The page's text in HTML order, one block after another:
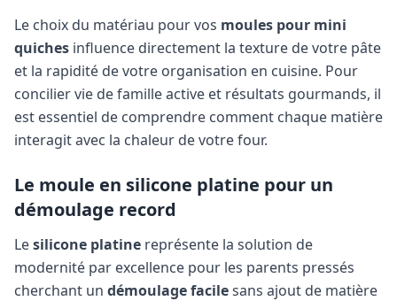
Le choix du matériau pour vos moules pour mini
quiches influence directement la texture de votre pâte
et la rapidité de votre organisation en cuisine. Pour
concilier vie de famille active et résultats gourmands, il
est essentiel de comprendre comment chaque matière
interagit avec la chaleur de votre four.
Le moule en silicone platine pour un
démoulage record
Lesilicone platine représente la solution de
modernité par excellence pour les parents pressés
cherchant un démoulage facilesans ajout de matière